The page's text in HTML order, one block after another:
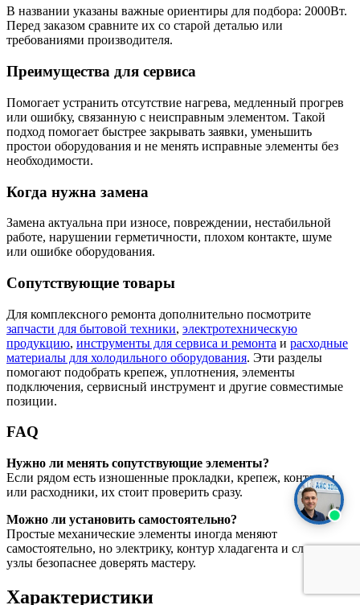
В названии указаны важные ориентиры для подбора: 2000Вт.
Перед заказом сравните их со старой деталью или
требованиями производителя.
Преимущества для сервиса
Помогает устранить отсутствие нагрева, медленный прогрев
или ошибку, связанную с неисправным элементом. Такой
подход помогает быстрее закрывать заявки, уменьшить
простои оборудования и не менять исправные элементы без
необходимости.
Когда нужна замена
Замена актуальна при износе, повреждении, нестабильной
работе, нарушении герметичности, плохом контакте, шуме
или ошибке оборудования.
Сопутствующие товары
Для комплексного ремонта дополнительно посмотрите
запчасти для бытовой техники, электротехническую
продукцию, инструменты для сервиса и ремонта и расходные
материалы для холодильного оборудования. Эти разделы
помогают подобрать крепеж, уплотнения, элементы
подключения, сервисный инструмент и другие совместимые
позиции.
FAQ
Нужно ли менять сопутствующие элементы?
Если рядом есть изношенные прокладки, крепеж, контакты
или расходники, их стоит проверить сразу.
Можно ли установить самостоятельно?
Простые механические элементы иногда меняют
самостоятельно, но электрику, контур хладагента и сложные
узлы безопаснее доверять мастеру.
Характеристики